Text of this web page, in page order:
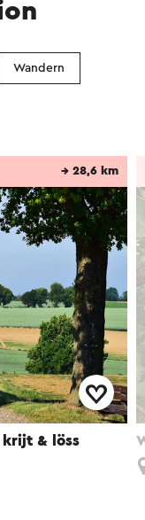
Wandern
krijt & löss
→ 28,6 km